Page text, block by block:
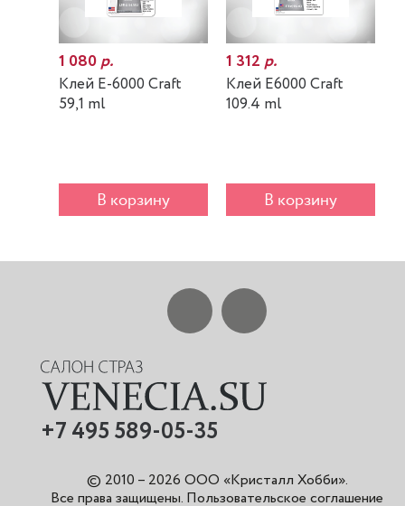
1 080р.
Клей E-6000 Craft
59,1 ml
В корзину
1 312р.
Клей E6000 Craft
109.4 ml
В корзину
+7 495 589-05-35
© 2010 – 2026 ООО «Кристалл Хобби».
Все права защищены. Пользовательское соглашение